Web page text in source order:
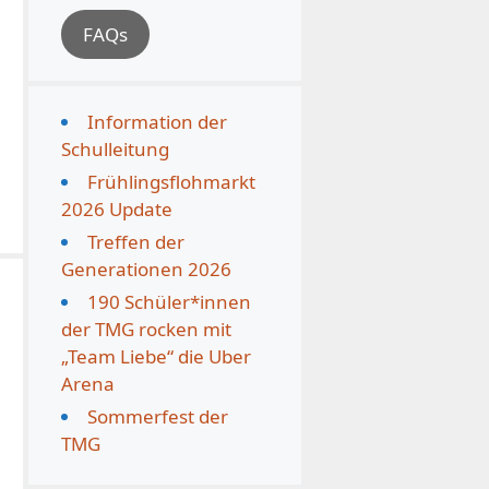
FAQs
Information der
Schulleitung
Frühlingsflohmarkt
2026 Update
Treffen der
Generationen 2026
190 Schüler*innen
der TMG rocken mit
„Team Liebe“ die Uber
Arena
Sommerfest der
TMG